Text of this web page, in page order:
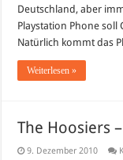
Deutschland, aber
Playstation Phone
Natürlich kommt das
Weiterlesen »
The Hoosiers
9. Dezember 2010